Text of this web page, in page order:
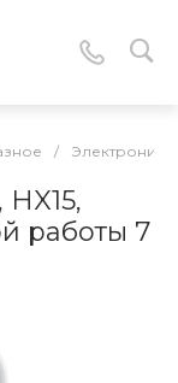
/ Электроника
работы 7